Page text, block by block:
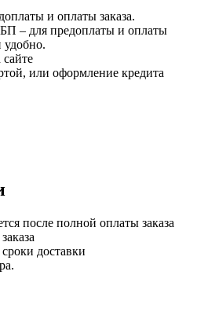
и оплаты заказа.
– для предоплаты и оплаты
удобно.
или оформление кредита
после полной оплаты заказа
доставки